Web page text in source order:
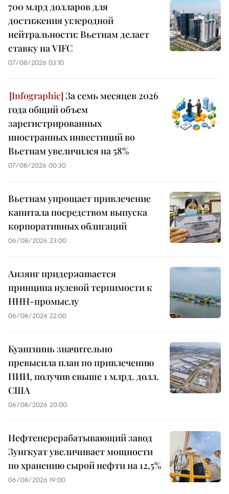
700 млрд долларов для
достижения углеродной
нейтральности: Вьетнам делает
ставку на VIFC
07/08/2026 03:10
За семь месяцев 2026
года общий объем
зарегистрированных
иностранных инвестиций во
Вьетнам увеличился на 58%
07/08/2026 00:30
Вьетнам упрощает привлечение
капитала посредством выпуска
корпоративных облигаций
06/08/2026 23:00
Анзянг придерживается
принципа нулевой терпимости к
ННН-промыслу
06/08/2026 22:00
Куангнинь значительно
превысила план по привлечению
ПИИ, получив свыше 1 млрд. долл.
США
06/08/2026 20:00
Нефтеперерабатывающий завод
Зунгкуат увеличивает мощности
по хранению сырой нефти на 12,5%
06/08/2026 19:00